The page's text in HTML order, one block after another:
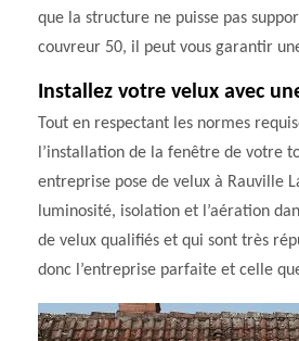
que la structure ne puisse pas
couvreur 50, il peut vous garantir
Installez votre velux avec
Tout en respectant les normes
l’installation de la fenêtre de votre
entreprise pose de velux à Rauville
luminosité, isolation et l’aération
de velux qualifiés et qui sont très
donc l’entreprise parfaite et celle